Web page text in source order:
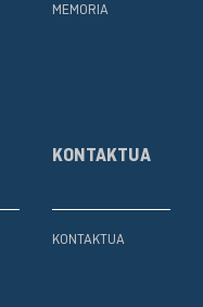
MEMORIA
KONTAKTUA
KONTAKTUA